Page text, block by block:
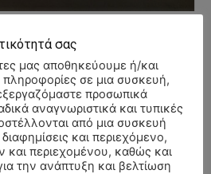
σας
μας αποθηκεύουμε ή/και
σε μια συσκευή,
προσωπικά
αναγνωριστικά και τυπικές
από μια συσκευή
και περιεχόμενο,
και περιεχομένου, καθώς και
την ανάπτυξη και βελτίωση